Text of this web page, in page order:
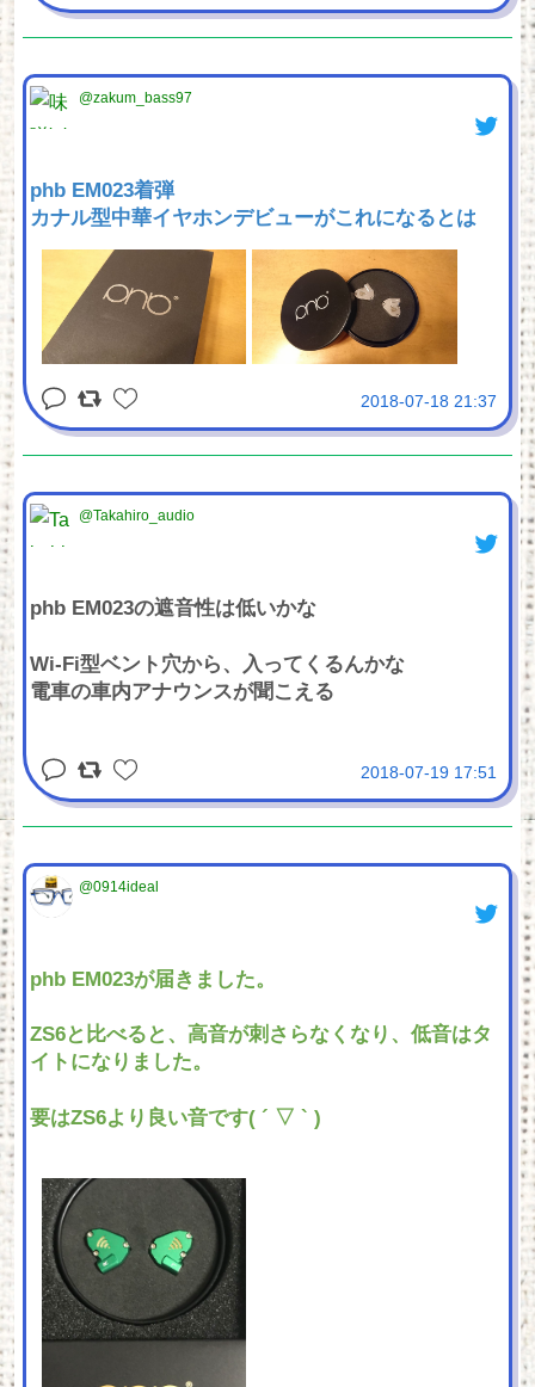
@zakum_bass97
phb EM023着弾
カナル型中華イヤホンデビューがこれになるとは
2018-07-18 21:37
@Takahiro_audio
phb EM023の遮音性は低いかな
Wi-Fi型ベント穴から、入ってくるんかな
電車の車内アナウンスが聞こえる
2018-07-19 17:51
@0914ideal
phb EM023が届きました。
ZS6と比べると、高音が刺さらなくなり、低音はタ
イトになりました。
要はZS6より良い音です( ´ ▽ ` )